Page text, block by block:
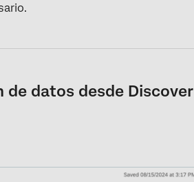
×
de datos desde Discover